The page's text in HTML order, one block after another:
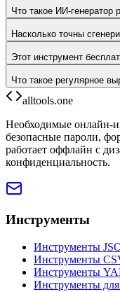
Что такое ИИ-генератор
Насколько точны
Этот инструмент
Что такое регулярное
alltools.one
Необходимые онлайн-
безопасные пароли,
работает оффлайн с
конфиденциальность.
Инструменты
Инструменты
Инструменты
Инструменты
Инструменты для